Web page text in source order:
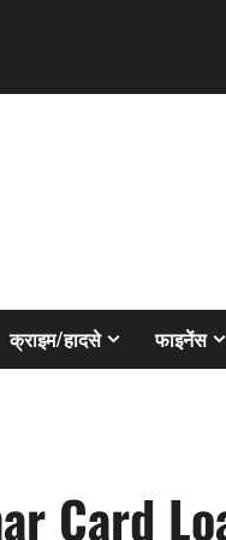
क्राइम/हादसे फाइनेंस
Card